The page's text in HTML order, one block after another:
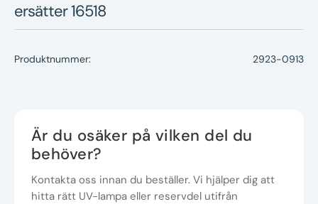
ersätter 16518
Produktnummer: 2923-0913
Är du osäker på vilken del du
behöver?
Kontakta oss innan du beställer. Vi hjälper dig att
hitta rätt UV-lampa eller reservdel utifrån